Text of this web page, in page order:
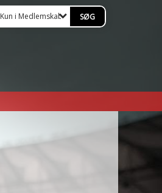
Kun i Medlemskab